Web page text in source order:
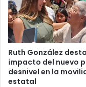
Ruth González
impacto del nuevo
desnivel en la
estatal